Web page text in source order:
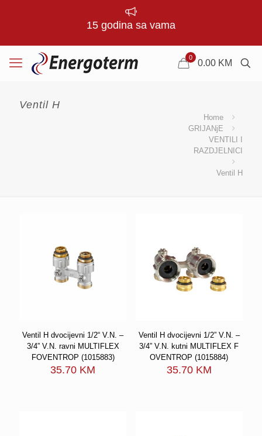
15 godina sa vama
0
0.00 KM
Ventil H
Home
GRIJANjE
VENTILI I
RAZDJELNICI
Ventil H
Ventil H dvocijevni 1/2“ V.N. –
3/4” V.N. ravni MULTIFLEX
FOVENTROP (1015883)
35.70 KM
Ventil H dvocijevni 1/2” V.N. –
3/4” V.N. kutni MULTIFLEX F
OVENTROP (1015884)
35.70 KM